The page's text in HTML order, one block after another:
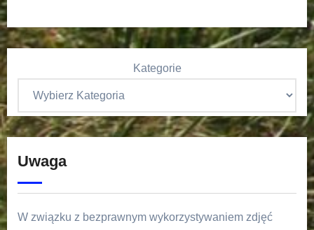
Kategorie
Uwaga
W związku z bezprawnym wykorzystywaniem zdjęć